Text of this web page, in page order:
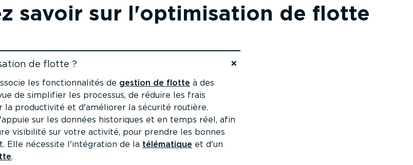
savoir sur l'optimi­sation de flotte
de flotte ?
les fonction­na­lités de gestion de flotte à des
de simplifier les processus, de réduire les frais
la produc­tivité et d'améliorer la sécurité routière.
sur les données historiques et en temps réel, afin
visibilité sur votre activité, pour prendre les bonnes
Elle nécessite l'intégration de la télématique et d'un
.